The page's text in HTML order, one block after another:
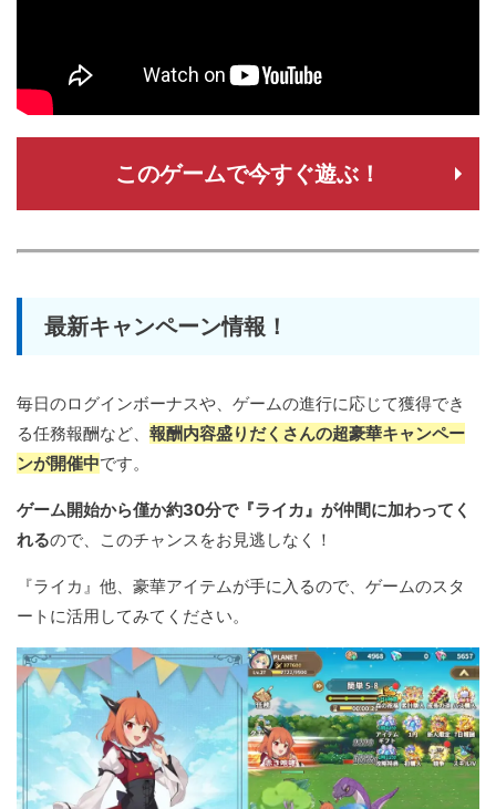
このゲームで今すぐ遊ぶ！
最新キャンペーン情報！
毎日のログインボーナスや、ゲームの進行に応じて獲得でき
る任務報酬など、 報酬内容盛りだくさんの超豪華キャンペー
ンが開催中です。
ゲーム開始から僅か約30分で『ライカ』が仲間に加わってく
れるので、このチャンスをお見逃しなく！
『ライカ』他、豪華アイテムが手に入るので、ゲームのスタ
ートに活用してみてください。